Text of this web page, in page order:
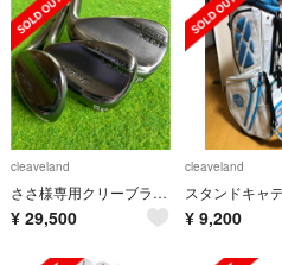
cleaveland
ささ様専用クリーブランドRTX ZIPCORE 46.50.56ブラックサテン
¥ 29,500
cleaveland
¥ 9,200